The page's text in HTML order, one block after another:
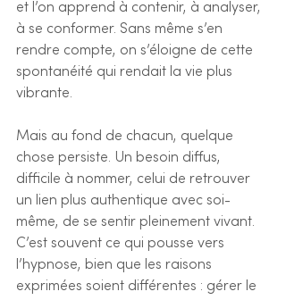
et l’on apprend à contenir, à analyser,
à se conformer. Sans même s’en
rendre compte, on s’éloigne de cette
spontanéité qui rendait la vie plus
vibrante.
Mais au fond de chacun, quelque
chose persiste. Un besoin diffus,
difficile à nommer, celui de retrouver
un lien plus authentique avec soi-
même, de se sentir pleinement vivant.
C’est souvent ce qui pousse vers
l’hypnose, bien que les raisons
exprimées soient différentes : gérer le